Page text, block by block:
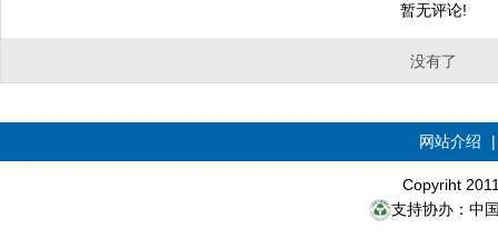
暂无评论!
没有了
网站介绍
Copyriht
支持协办：中